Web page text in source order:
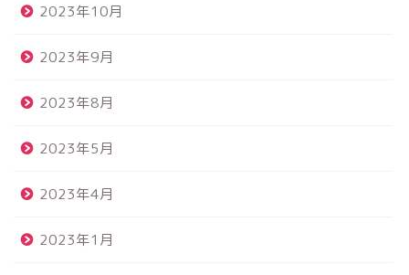
2023年10月
2023年9月
2023年8月
2023年5月
2023年4月
2023年1月